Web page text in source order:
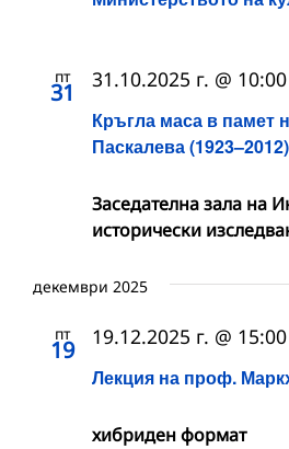
пт
31
Кръгла маса в памет
Паскалева (1923–2012)
31.10.2025 г. @ 10:00
Заседателна зала на
исторически
декември 2025
пт
19
Лекция на проф.
19.12.2025 г. @ 15:00
хибриден формат